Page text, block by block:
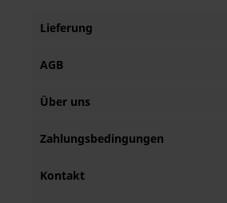
Lieferung
AGB
Über uns
Zahlungsbedingungen
Kontakt